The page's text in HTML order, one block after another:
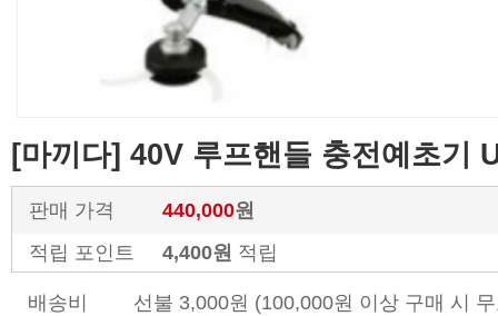
[마끼다] 40V 루프핸들 충전예초기
판매 가격 440,000원
적립 포인트
4,400원 적립
배송비
선불 3,000원 (100,000원 이상 구매 시